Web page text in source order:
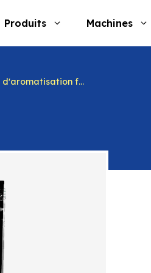
Produits Machines
fromages